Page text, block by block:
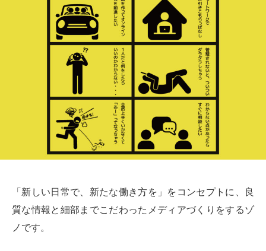
「新しい日常で、新たな働き方を」をコンセプトに、良
質な情報と細部までこだわったメディアづくりをするゾ
ノです。